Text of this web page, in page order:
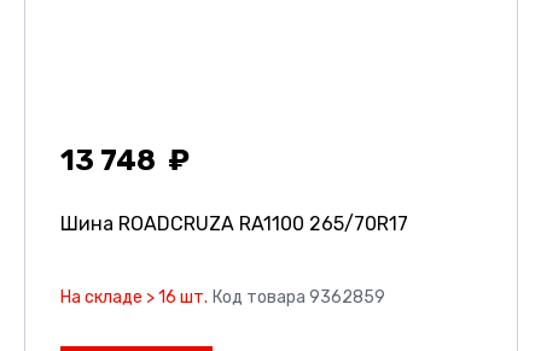
13 748
Шина ROADCRUZA RA1100 265/70R17
На складе > 16 шт. Код товара 9362859